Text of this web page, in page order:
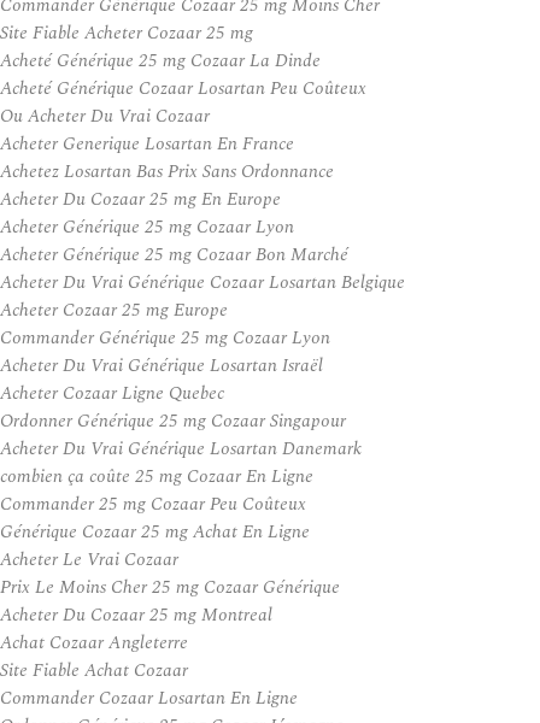
Site Fiable Acheter Cozaar 25 mg
Acheté Générique 25 mg Cozaar La Dinde
Acheté Générique Cozaar Losartan Peu Coûteux
Ou Acheter Du Vrai Cozaar
Acheter Generique Losartan En France
Achetez Losartan Bas Prix Sans Ordonnance
Acheter Du Cozaar 25 mg En Europe
Acheter Générique 25 mg Cozaar Lyon
Acheter Générique 25 mg Cozaar Bon Marché
Acheter Du Vrai Générique Cozaar Losartan Belgique
Acheter Cozaar 25 mg Europe
Commander Générique 25 mg Cozaar Lyon
Acheter Du Vrai Générique Losartan Israël
Acheter Cozaar Ligne Quebec
Ordonner Générique 25 mg Cozaar Singapour
Acheter Du Vrai Générique Losartan Danemark
combien ça coûte 25 mg Cozaar En Ligne
Commander 25 mg Cozaar Peu Coûteux
Générique Cozaar 25 mg Achat En Ligne
Acheter Le Vrai Cozaar
Prix Le Moins Cher 25 mg Cozaar Générique
Acheter Du Cozaar 25 mg Montreal
Achat Cozaar Angleterre
Site Fiable Achat Cozaar
Commander Cozaar Losartan En Ligne